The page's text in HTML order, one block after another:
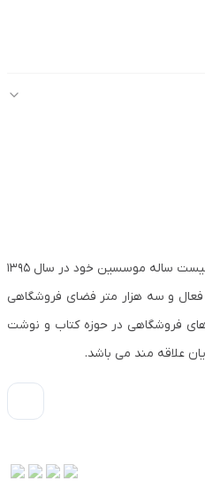
گروه کتاب ماجرا به پشتوانه تجربه بیست ساله موسسین خود در سال ۱۳۹۵
و سه هزار متر فضای فروشگاهی
فروشگاهی در حوزه کتاب و نوشت
علاقه مند می باشد.